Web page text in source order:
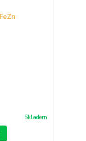
Skladem